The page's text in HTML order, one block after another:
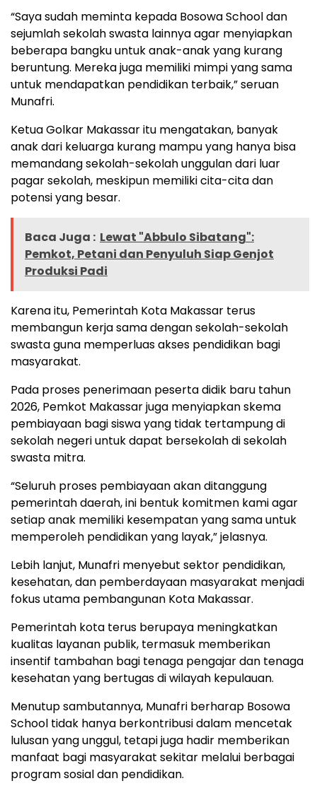
“Saya sudah meminta kepada Bosowa School dan
sejumlah sekolah swasta lainnya agar menyiapkan
beberapa bangku untuk anak-anak yang kurang
beruntung. Mereka juga memiliki mimpi yang sama
untuk mendapatkan pendidikan terbaik,” seruan
Munafri.
Ketua Golkar Makassar itu mengatakan, banyak
anak dari keluarga kurang mampu yang hanya bisa
memandang sekolah-sekolah unggulan dari luar
pagar sekolah, meskipun memiliki cita-cita dan
potensi yang besar.
Baca Juga : Lewat "Abbulo Sibatang":
Pemkot, Petani dan Penyuluh Siap Genjot
Produksi Padi
Karena itu, Pemerintah Kota Makassar terus
membangun kerja sama dengan sekolah-sekolah
swasta guna memperluas akses pendidikan bagi
masyarakat.
Pada proses penerimaan peserta didik baru tahun
2026, Pemkot Makassar juga menyiapkan skema
pembiayaan bagi siswa yang tidak tertampung di
sekolah negeri untuk dapat bersekolah di sekolah
swasta mitra.
“Seluruh proses pembiayaan akan ditanggung
pemerintah daerah, ini bentuk komitmen kami agar
setiap anak memiliki kesempatan yang sama untuk
memperoleh pendidikan yang layak,” jelasnya.
Lebih lanjut, Munafri menyebut sektor pendidikan,
kesehatan, dan pemberdayaan masyarakat menjadi
fokus utama pembangunan Kota Makassar.
Pemerintah kota terus berupaya meningkatkan
kualitas layanan publik, termasuk memberikan
insentif tambahan bagi tenaga pengajar dan tenaga
kesehatan yang bertugas di wilayah kepulauan.
Menutup sambutannya, Munafri berharap Bosowa
School tidak hanya berkontribusi dalam mencetak
lulusan yang unggul, tetapi juga hadir memberikan
manfaat bagi masyarakat sekitar melalui berbagai
program sosial dan pendidikan.